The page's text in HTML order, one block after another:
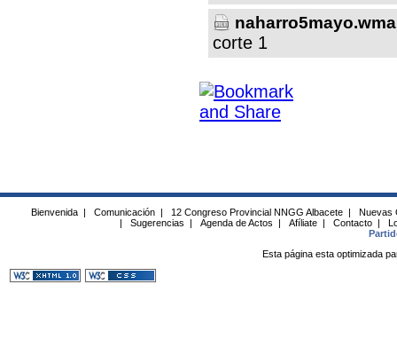
naharro5mayo.wma
corte 1
Bienvenida | Comunicación | 12 Congreso Provincial NNGG Albacete |
Nuevas
|
Sugerencias | Agenda de Actos | Afíliate | Contacto |
Esta página esta optimizada